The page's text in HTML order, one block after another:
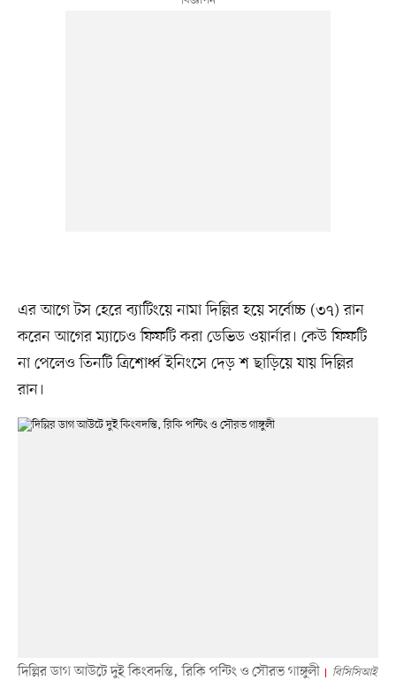
এর আগে টস হেরে ব্যাটিংয়ে নামা দিল্লির হয়ে সর্বোচ্চ (৩৭) রান
করেন আগের ম্যাচেও ফিফটি করা ডেভিড ওয়ার্নার। কেউ ফিফটি
না পেলেও তিনটি ত্রিশোর্ধ্ব ইনিংসে দেড় শ ছাড়িয়ে যায় দিল্লির
রান।
দিল্লির ডাগ আউটে দুই কিংবদন্তি, রিকি পন্টিং ও সৌরভ গাঙ্গুলী বিসিসিআই